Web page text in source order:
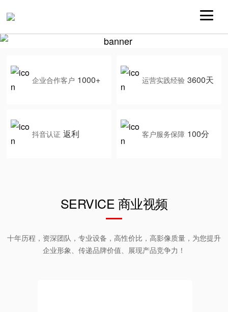
企业合作客户 1000+ 运营实践经验 3600天
抖音认证 返利 客户服务保障 100分
SERVICE 商业视频
十年历程，资深团队，专业设备，高性价比，高影像质量，为您提升
企业形象、传递品牌价值、展现产品竞争力！